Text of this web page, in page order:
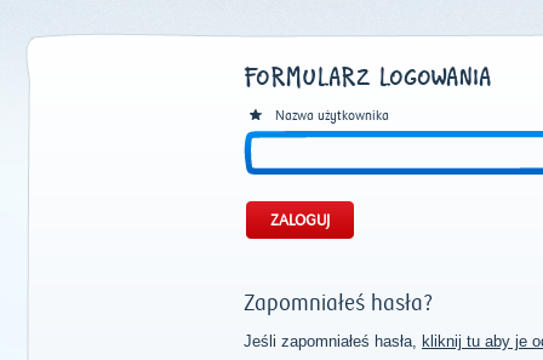
FORMULARZ LOGOWANIA
Nazwa użytkownika
Zapomniałeś hasła?
Jeśli zapomniałeś hasła, kliknij tu aby je